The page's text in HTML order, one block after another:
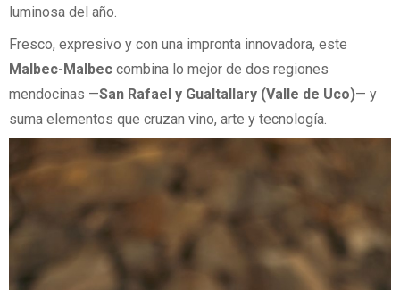
luminosa del año.
Fresco, expresivo y con una impronta innovadora, este
Malbec-Malbec combina lo mejor de dos regiones
mendocinas —San Rafael y Gualtallary (Valle de Uco)— y
suma elementos que cruzan vino, arte y tecnología.